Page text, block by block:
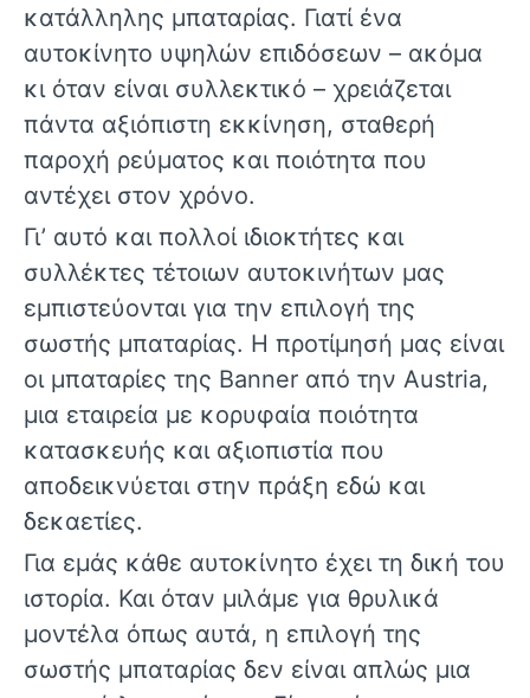
κατάλληλης μπαταρίας. Γιατί ένα
αυτοκίνητο υψηλών επιδόσεων – ακόμα
κι όταν είναι συλλεκτικό – χρειάζεται
πάντα αξιόπιστη εκκίνηση, σταθερή
παροχή ρεύματος και ποιότητα που
αντέχει στον χρόνο.
Γι’ αυτό και πολλοί ιδιοκτήτες και
συλλέκτες τέτοιων αυτοκινήτων μας
εμπιστεύονται για την επιλογή της
σωστής μπαταρίας. Η προτίμησή μας είναι
οι μπαταρίες της Banner από την Austria,
μια εταιρεία με κορυφαία ποιότητα
κατασκευής και αξιοπιστία που
αποδεικνύεται στην πράξη εδώ και
δεκαετίες.
Για εμάς κάθε αυτοκίνητο έχει τη δική του
ιστορία. Και όταν μιλάμε για θρυλικά
μοντέλα όπως αυτά, η επιλογή της
σωστής μπαταρίας δεν είναι απλώς μια